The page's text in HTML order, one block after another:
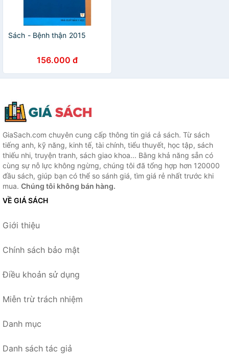
Sách - Bệnh thận 2015
156.000 đ
GiaSach.com chuyên cung cấp thông tin giá cả sách. Từ sách
tiếng anh, kỹ năng, kinh tế, tài chính, tiểu thuyết, học tập, sách
thiếu nhi, truyện tranh, sách giao khoa... Bằng khả năng sẵn có
cùng sự nỗ lực không ngừng, chúng tôi đã tổng hợp hơn 120000
đầu sách, giúp bạn có thể so sánh giá, tìm giá rẻ nhất trước khi
mua. Chúng tôi không bán hàng.
VỀ GIÁ SÁCH
Giới thiệu
Chính sách bảo mật
Điều khoản sử dụng
Miễn trừ trách nhiệm
Danh mục
Danh sách tác giả